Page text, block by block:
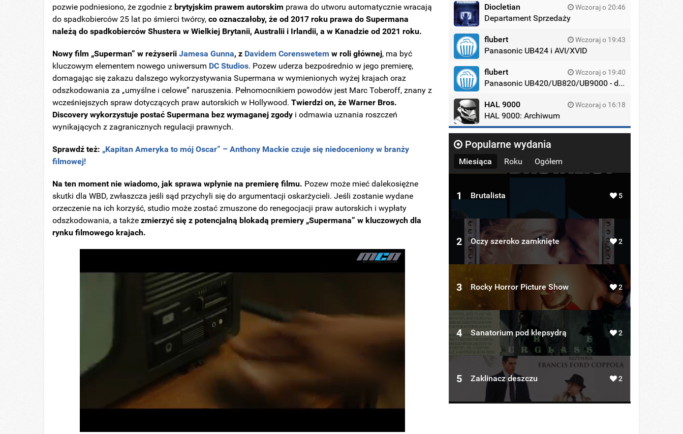
pozwie podniesiono, że zgodnie zbrytyjskim prawem autorskim prawa do utworu automatycznie wracają
do spadkobierców 25 lat po śmierci twórcy,co oznaczałoby, że od 2017 roku prawa do Supermana
należą do spadkobierców Shustera w Wielkiej Brytanii, Australii i Irlandii, a w Kanadzie od 2021 roku.
Nowy film „Superman” w reżyseriiJamesa Gunna, z Davidem Corenswetem w roli głównej, ma być
kluczowym elementem nowego uniwersum DC Studios. Pozew uderza bezpośrednio w jego premierę,
domagając się zakazu dalszego wykorzystywania Supermana w wymienionych wyżej krajach oraz
odszkodowania za „umyślne i celowe” naruszenia. Pełnomocnikiem powodów jest Marc Toberoff, znany z
wcześniejszych spraw dotyczących praw autorskich w Hollywood.Twierdzi on, że Warner Bros.
Discovery wykorzystuje postać Supermana bez wymaganej zgody i odmawia uznania roszczeń
wynikających z zagranicznych regulacji prawnych.
Sprawdź też: „Kapitan Ameryka to mój Oscar” – Anthony Mackie czuje się niedoceniony w branży
filmowej!
Na ten moment nie wiadomo, jak sprawa wpłynie na premierę filmu. Pozew może mieć dalekosiężne
skutki dla WBD, zwłaszcza jeśli sąd przychyli się do argumentacji oskarżycieli. Jeśli zostanie wydane
orzeczenie na ich korzyść, studio może zostać zmuszone do renegocjacji praw autorskich i wypłaty
odszkodowania, a także zmierzyć się z potencjalną blokadą premiery „Supermana” w kluczowych dla
rynku filmowego krajach.
Diocletian Wczoraj o 20:46
Departament Sprzedaży
flubert Wczoraj o 19:43
Panasonic UB424 i AVI/XVID
flubert Wczoraj o 19:40
Panasonic UB420/UB820/UB9000 - dyskusja
HAL 9000 Wczoraj o 16:18
HAL 9000: Archiwum
Popularne wydania
Miesiąca Roku Ogółem
1 Brutalista 5
2 Oczy szeroko zamknięte 2
3 Rocky Horror Picture Show 2
4 Sanatorium pod klepsydrą 2
5 Zaklinacz deszczu 2